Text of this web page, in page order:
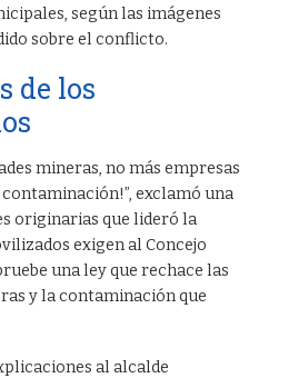
según las imágenes
sobre el conflicto.
de los
mineras, no más empresas
exclamó una
originarias que lideró la
exigen al Concejo
una ley que rechace las
y la contaminación que
al alcalde